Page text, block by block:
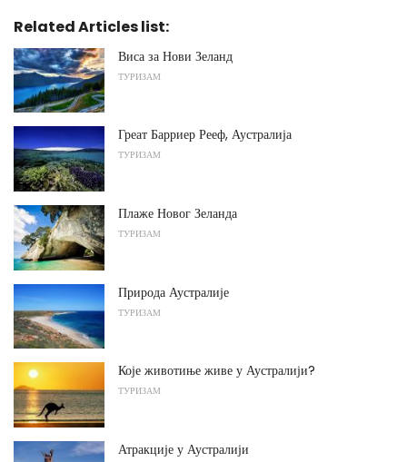
Related Articles list:
Виса за Нови Зеланд
ТУРИЗАМ
Греат Барриер Рееф, Аустралија
ТУРИЗАМ
Плаже Новог Зеланда
ТУРИЗАМ
Природа Аустралије
ТУРИЗАМ
Које животиње живе у Аустралији?
ТУРИЗАМ
Атракције у Аустралији